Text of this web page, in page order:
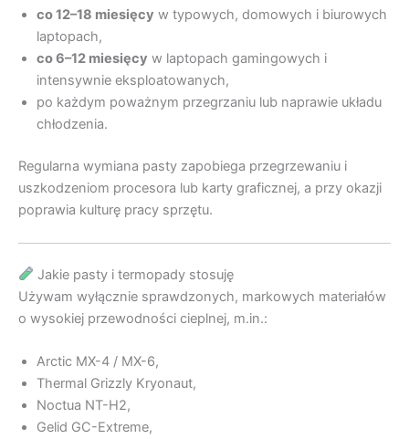
co 12–18 miesięcy w typowych, domowych i biurowych
laptopach,
co 6–12 miesięcy w laptopach gamingowych i
intensywnie eksploatowanych,
po każdym poważnym przegrzaniu lub naprawie układu
chłodzenia.
Regularna wymiana pasty zapobiega przegrzewaniu i
uszkodzeniom procesora lub karty graficznej, a przy okazji
poprawia kulturę pracy sprzętu.
Jakie pasty i termopady stosuję
Używam wyłącznie sprawdzonych, markowych materiałów
o wysokiej przewodności cieplnej, m.in.:
Arctic MX-4 / MX-6,
Thermal Grizzly Kryonaut,
Noctua NT-H2,
Gelid GC-Extreme,